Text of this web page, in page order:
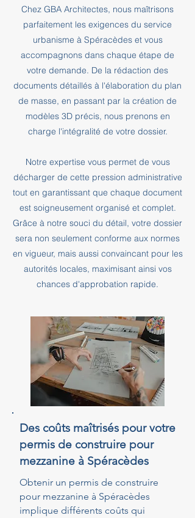
Chez GBA Architectes, nous maîtrisons
parfaitement les exigences du service
urbanisme à Spéracèdes et vous
accompagnons dans chaque étape de
votre demande. De la rédaction des
documents détaillés à l'élaboration du plan
de masse, en passant par la création de
modèles 3D précis, nous prenons en
charge l'intégralité de votre dossier.
Notre expertise vous permet de vous
décharger de cette pression administrative
tout en garantissant que chaque document
est soigneusement organisé et complet.
Grâce à notre souci du détail, votre dossier
sera non seulement conforme aux normes
en vigueur, mais aussi convaincant pour les
autorités locales, maximisant ainsi vos
chances d'approbation rapide.
Des coûts maîtrisés pour votre
permis de construire pour
mezzanine à Spéracèdes
Obtenir un permis de construire
pour mezzanine à Spéracèdes
implique différents coûts qui